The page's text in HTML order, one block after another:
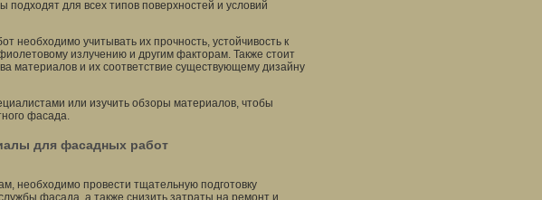
для всех типов поверхностей и условий
необходимо учитывать их прочность, устойчивость к
излучению и другим факторам. Также стоит
материалов и их соответствие существующему дизайну
или изучить обзоры материалов, чтобы
фасада.
для фасадных работ
необходимо провести тщательную подготовку
фасада, а также снизить затраты на ремонт и